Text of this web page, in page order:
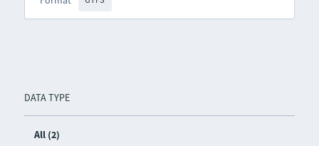
DATA TYPE
All (2)